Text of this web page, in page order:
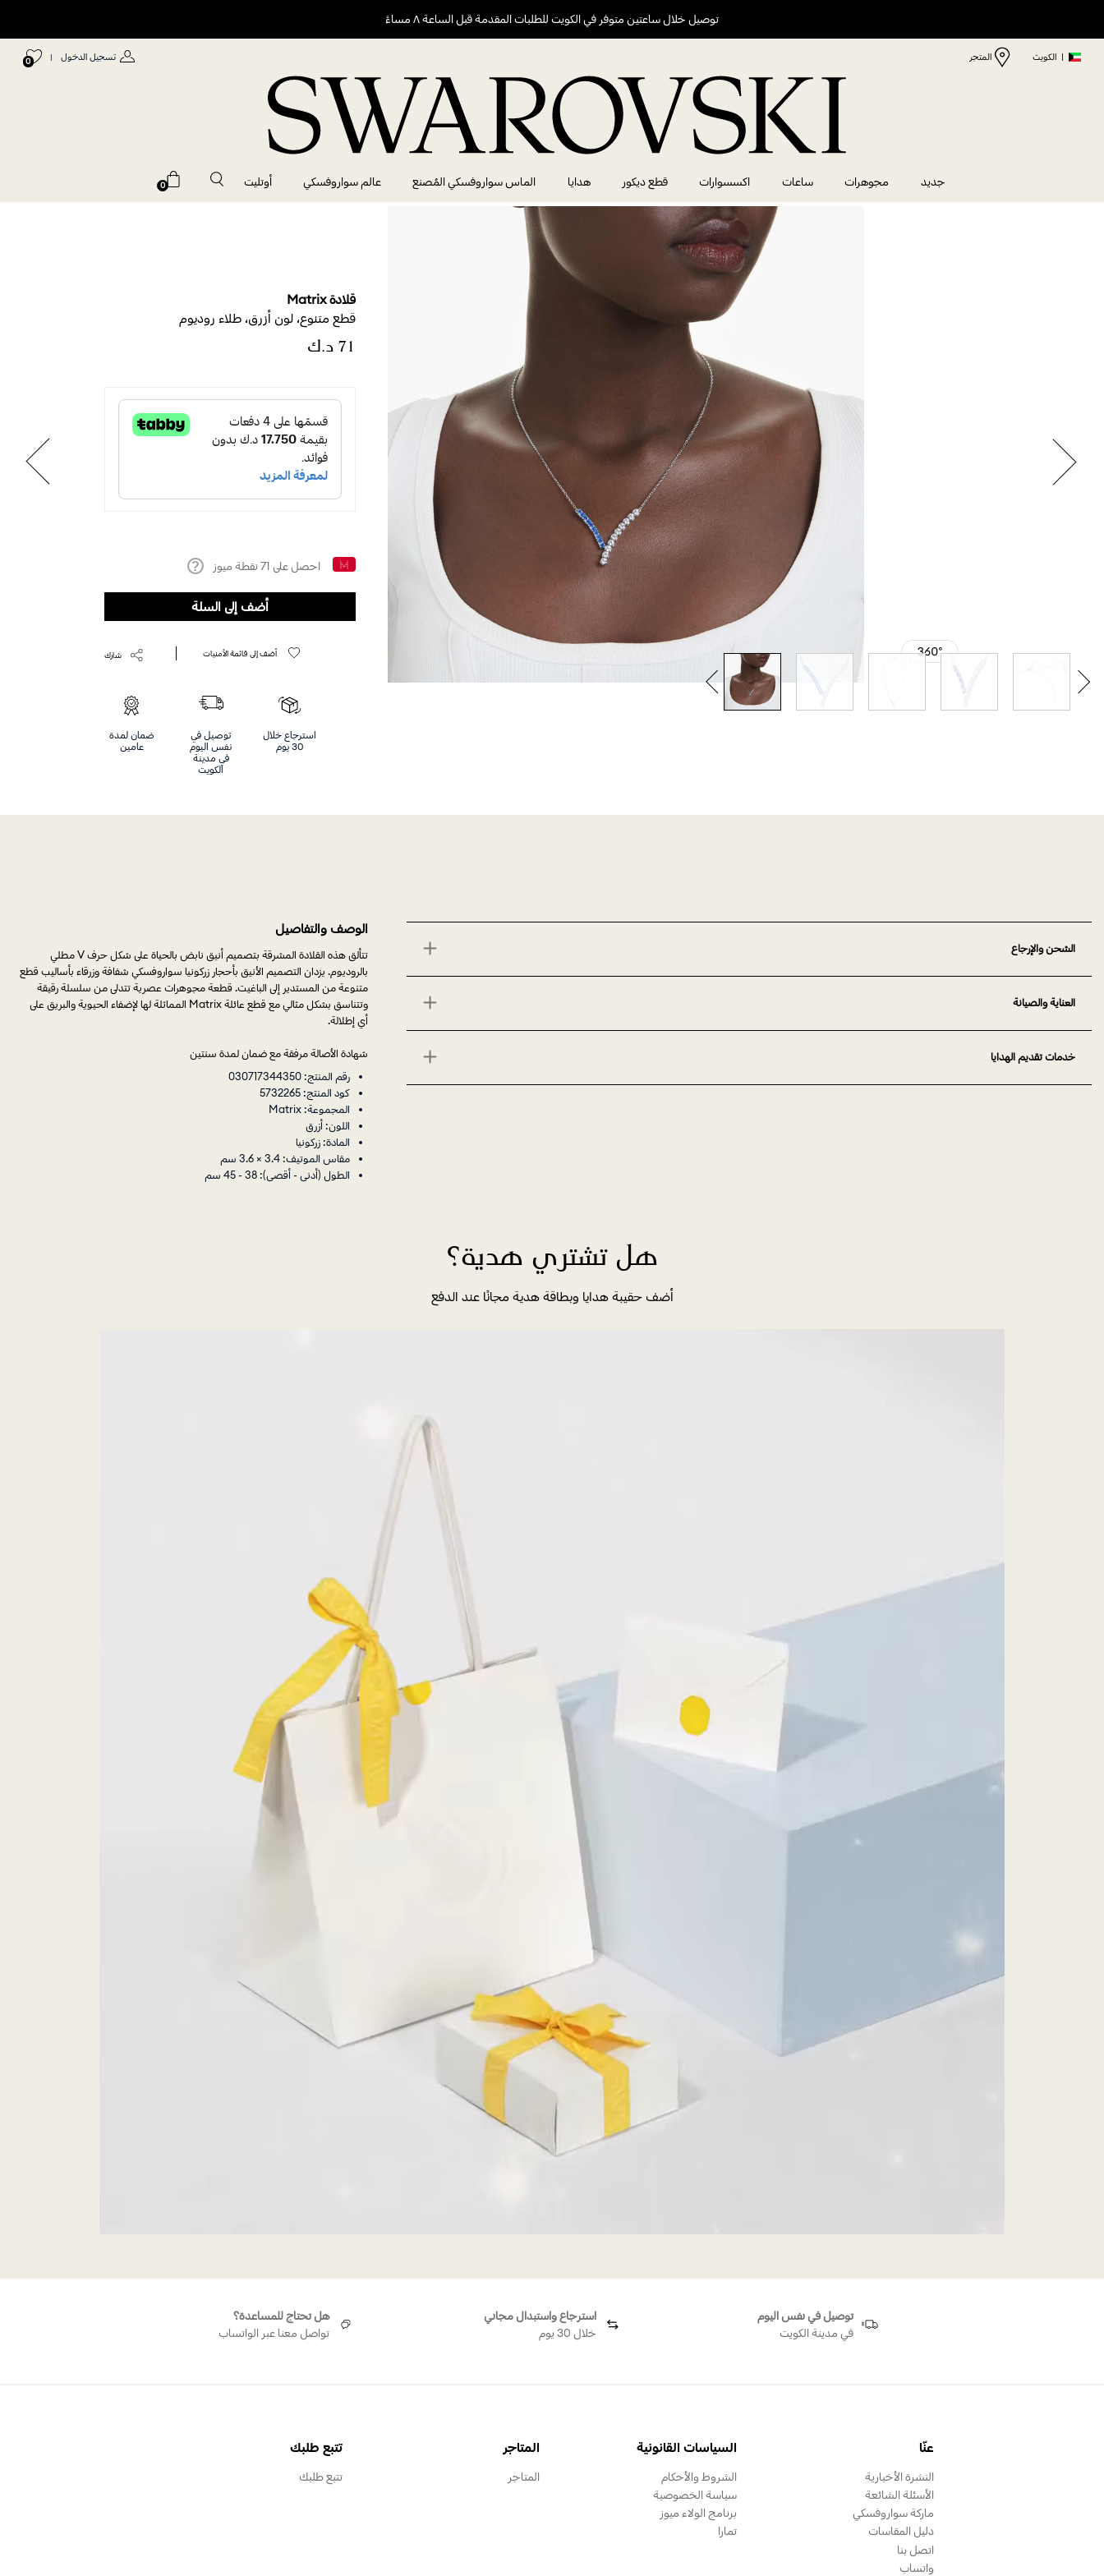
توصيل خلال ساعتين متوفر في الكويت للطلبات المقدمة قبل الساعة ٨ مساءً
| الكويت المتجر تسجيل الدخول |
0
جديد مجوهرات ساعات اكسسوارات قطع ديكور هدايا الماس سواروفسكي المُصنع عالم سواروفسكي أوتليت 0
قلادة Matrix
قطع متنوع، لون أزرق، طلاء روديوم
احصل على 71 نقطة ميوز
أضف إلى السلة
أضف إلى قائمة الأمنيات شارك
استرجاع خلال
30 يوم
توصيل في
نفس اليوم
في مدينة
الكويت
ضمان لمدة
عامين
الشحن والإرجاع
العناية والصيانة
خدمات تقديم الهدايا
الوصف والتفاصيل
تتألق هذه القلادة المشرقة بتصميم أنيق نابض بالحياة على شكل حرف V مطلي
بالروديوم. يزدان التصميم الأنيق بأحجار زركونيا سواروفسكي شفافة وزرقاء بأساليب قطع
متنوعة من المستدير إلى الباغيت. قطعة مجوهرات عصرية تتدلى من سلسلة رقيقة
وتتناسق بشكل مثالي مع قطع عائلة Matrix المماثلة لها لإضفاء الحيوية والبريق على
أي إطلالة.
شهادة الأصالة مرفقة مع ضمان لمدة سنتين
رقم المنتج: 030717344350
كود المنتج: 5732265
المجموعة: Matrix
اللون: أزرق
المادة: زركونيا
مقاس الموتيف: 3.4 × 3.6 سم
الطول (أدنى - أقصى): 38 - 45 سم
هل تشتري هدية؟
أضف حقيبة هدايا وبطاقة هدية مجانًا عند الدفع
توصيل في نفس اليوم
في مدينة الكويت
استرجاع واستبدال مجاني
خلال 30 يوم
هل تحتاج للمساعدة؟
تواصل معنا عبر الواتساب
عنّا
النشرة الأخبارية
الأسئلة الشائعة
ماركة سواروفسكي
دليل المقاسات
اتصل بنا
واتساب
السياسات القانونية
الشروط والأحكام
سياسة الخصوصية
برنامج الولاء ميوز
تمارا
المتاجر
المتاجر
تتبع طلبك
تتبع طلبك